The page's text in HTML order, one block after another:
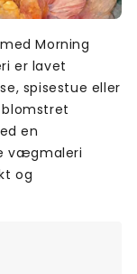
Morning
er lavet
spisestue eller
en
vægmaleri
og